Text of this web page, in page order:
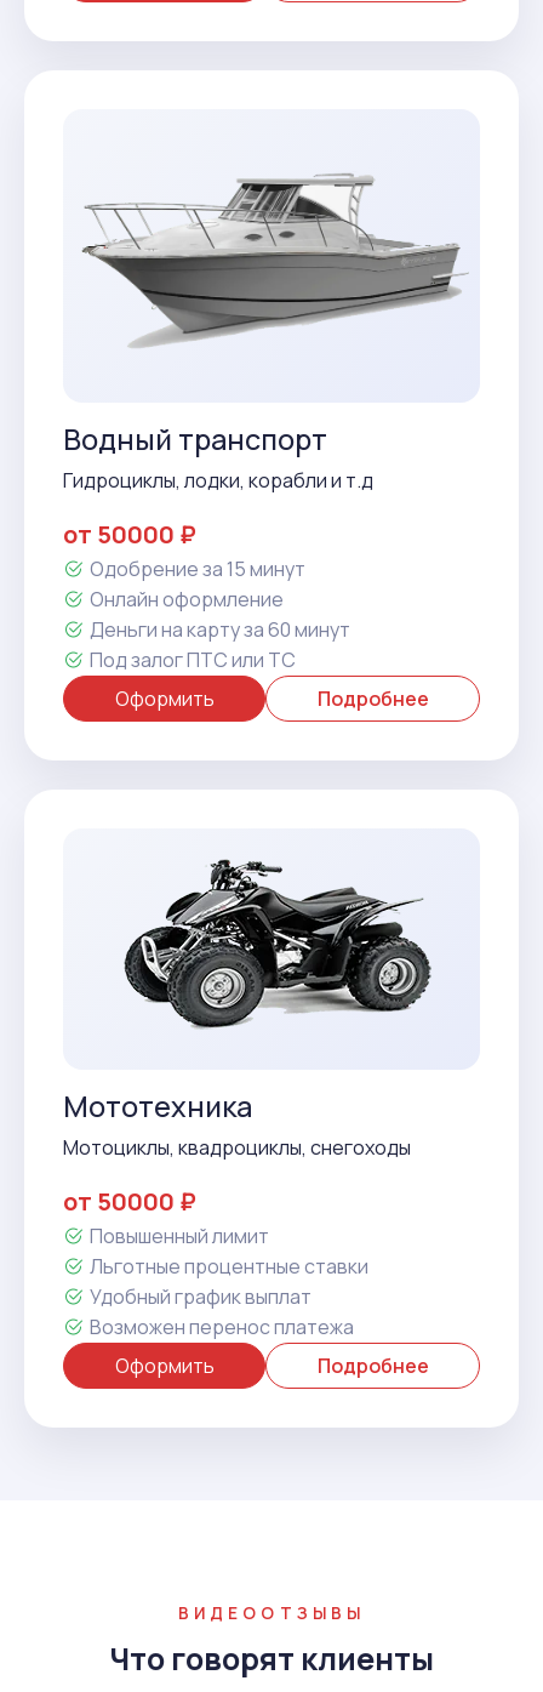
Водный транспорт
Гидроциклы, лодки, корабли и т.д
от 50000 ₽
Одобрение за 15 минут
Онлайн оформление
Деньги на карту за 60 минут
Под залог ПТС или ТС
Оформить
Подробнее
Мототехника
Мотоциклы, квадроциклы, снегоходы
от 50000 ₽
Повышенный лимит
Льготные процентные ставки
Удобный график выплат
Возможен перенос платежа
Оформить
Подробнее
ВИДЕООТЗЫВЫ
Что говорят клиенты